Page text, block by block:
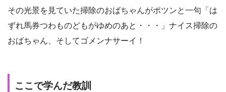
その光景を見ていた掃除のおばちゃんがポツンと一句「は
ずれ馬券つわものどもがゆめのあと・・・」ナイス掃除の
おばちゃん、そしてゴメンナサーイ！
ここで学んだ教訓